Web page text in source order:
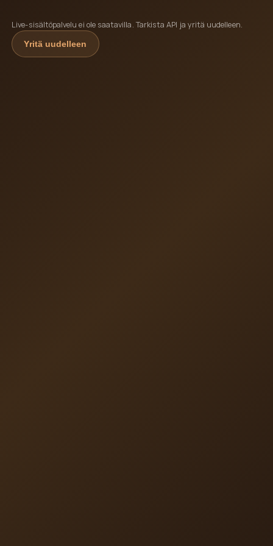
Live-sisältöpalvelu ei ole saatavilla. Tarkista API ja yritä uudelleen.
Yritä uudelleen